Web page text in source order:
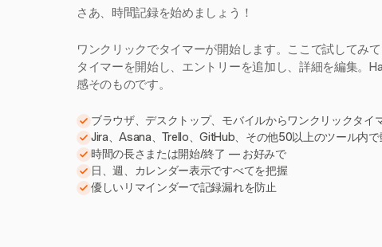
さあ、時間記録を始めましょう！
ワンクリックでタイマーが開始します。ここで試してみて
タイマーを開始し、エントリーを追加し、詳細を編集。
感そのものです。
ブラウザ、デスクトップ、モバイルからワンクリックタイ
Jira、Asana、Trello、GitHub、その他50以上のツール内で
時間の長さまたは開始/終了 — お好みで
日、週、カレンダー表示ですべてを把握
優しいリマインダーで記録漏れを防止